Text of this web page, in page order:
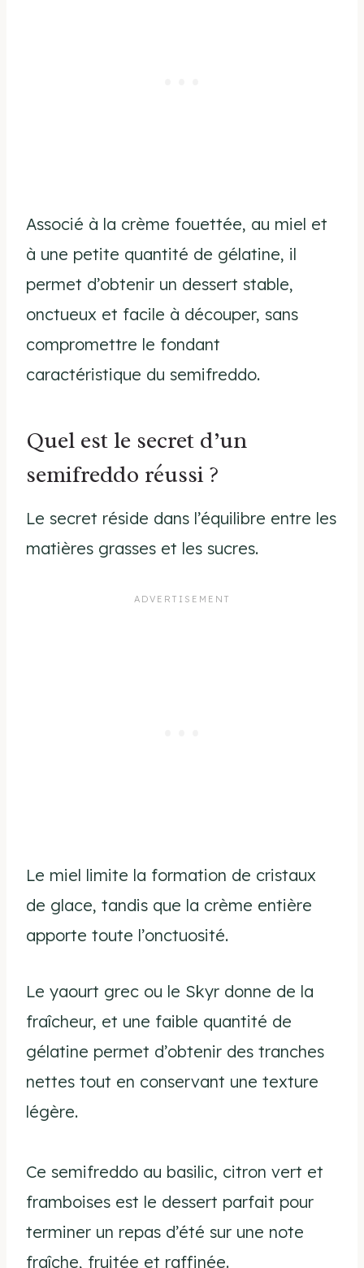
Associé à la crème fouettée, au miel et
à une petite quantité de gélatine, il
permet d’obtenir un dessert stable,
onctueux et facile à découper, sans
compromettre le fondant
caractéristique du semifreddo.
Quel est le secret d’un
semifreddo réussi ?
Le secret réside dans l’équilibre entre les
matières grasses et les sucres.
Le miel limite la formation de cristaux
de glace, tandis que la crème entière
apporte toute l’onctuosité.
Le yaourt grec ou le Skyr donne de la
fraîcheur, et une faible quantité de
gélatine permet d’obtenir des tranches
nettes tout en conservant une texture
légère.
Ce semifreddo au basilic, citron vert et
framboises est le dessert parfait pour
terminer un repas d’été sur une note
fraîche, fruitée et raffinée.